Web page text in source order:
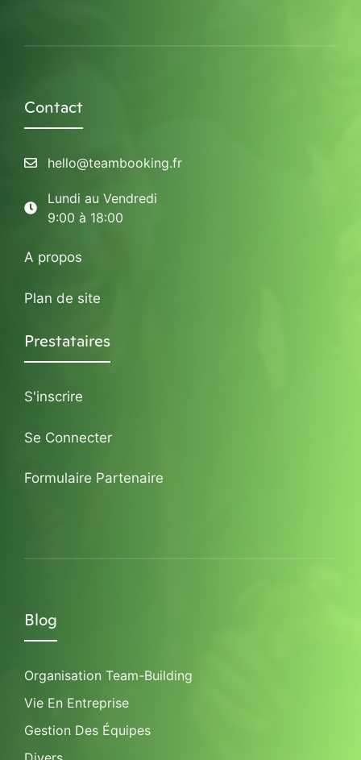
Contact
hello@teambooking.fr
Lundi au Vendredi
9:00 à 18:00
A propos
Plan de site
Prestataires
S'inscrire
Se Connecter
Formulaire Partenaire
Blog
Organisation Team-Building
Vie En Entreprise
Gestion Des Équipes